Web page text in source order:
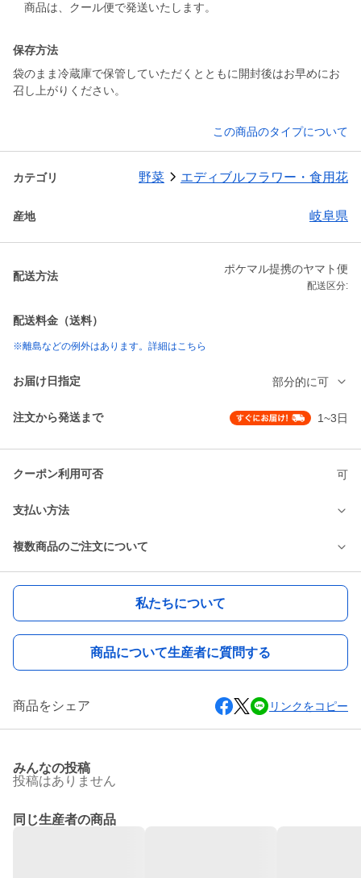
商品は、クール便で発送いたします。
保存方法
袋のまま冷蔵庫で保管していただくとともに開封後はお早めにお
召し上がりください。
この商品のタイプについて
カテゴリ 野菜 エディブルフラワー・食用花
産地 岐阜県
配送方法
ポケマル提携のヤマト便
配送区分:
配送料金（送料）
※離島などの例外はあります。詳細はこちら
お届け日指定 部分的に可
注文から発送まで 1~3日
クーポン利用可否 可
支払い方法
複数商品のご注文について
私たちについて
商品について生産者に質問する
商品をシェア リンクをコピー
みんなの投稿
投稿はありません
同じ生産者の商品